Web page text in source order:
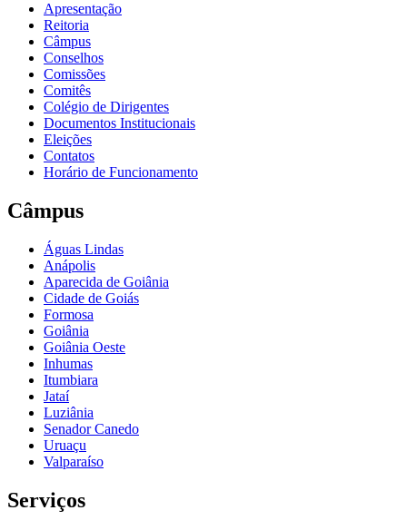
Apresentação
Reitoria
Câmpus
Conselhos
Comissões
Comitês
Colégio de Dirigentes
Documentos Institucionais
Eleições
Contatos
Horário de Funcionamento
Câmpus
Águas Lindas
Anápolis
Aparecida de Goiânia
Cidade de Goiás
Formosa
Goiânia
Goiânia Oeste
Inhumas
Itumbiara
Jataí
Luziânia
Senador Canedo
Uruaçu
Valparaíso
Serviços